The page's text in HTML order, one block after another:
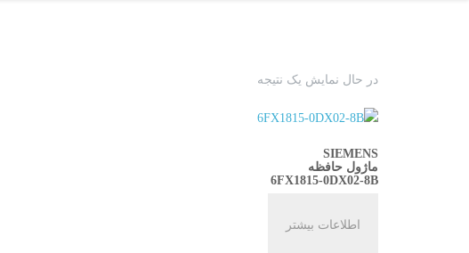
در حال نمایش یک نتیجه
SIEMENS
ماژول حافظه
6FX1815-0DX02-8B
اطلاعات بیشتر